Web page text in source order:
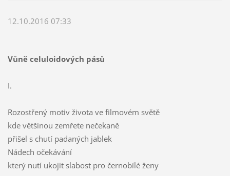
12.10.2016 07:33
Vůně celuloidových pásů
I.
Rozostřený motiv života ve filmovém světě
kde většinou zemřete nečekaně
přišel s chutí padaných jablek
Nádech očekávání
který nutí ukojit slabost pro černobílé ženy